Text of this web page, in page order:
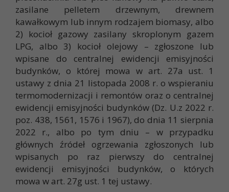
zasilane pelletem drzewnym, drewnem
kawałkowym lub innym rodzajem biomasy, albo
2) kocioł gazowy zasilany skroplonym gazem
LPG, albo 3) kocioł olejowy – zgłoszone lub
wpisane do centralnej ewidencji emisyjności
budynków, o której mowa w art. 27a ust. 1
ustawy z dnia 21 listopada 2008 r. o wspieraniu
termomodernizacji i remontów oraz o centralnej
ewidencji emisyjności budynków (Dz. U.z 2022 r.
poz. 438, 1561, 1576 i 1967), do dnia 11 sierpnia
2022 r., albo po tym dniu – w przypadku
głównych źródeł ogrzewania zgłoszonych lub
wpisanych po raz pierwszy do centralnej
ewidencji emisyjności budynków, o których
mowa w art. 27g ust. 1 tej ustawy.